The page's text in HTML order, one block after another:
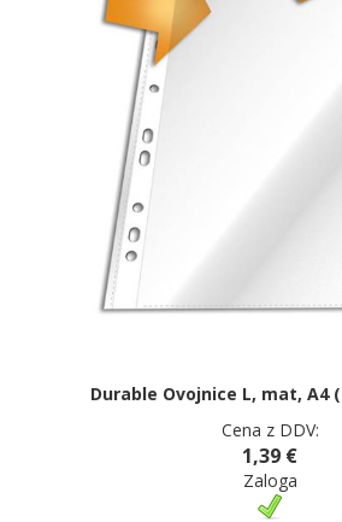
Durable Ovojnice L, mat, A4
Cena z DDV:
1,39 €
Zaloga